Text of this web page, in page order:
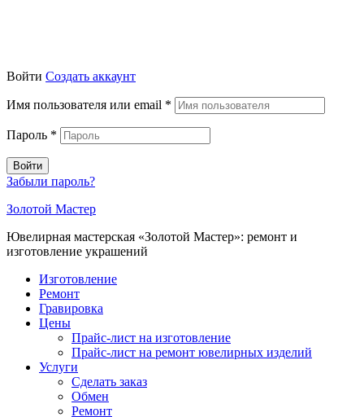
Войти Создать аккаунт
Имя пользователя или email *
Пароль *
Войти
Забыли пароль?
Золотой Мастер
Ювелирная мастерская «Золотой Мастер»: ремонт и
изготовление украшений
Изготовление
Ремонт
Гравировка
Цены
Прайс-лист на изготовление
Прайс-лист на ремонт ювелирных изделий
Услуги
Сделать заказ
Обмен
Ремонт